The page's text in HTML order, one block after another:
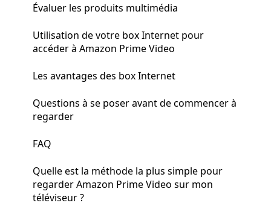
Évaluer les produits multimédia
Utilisation de votre box Internet pour
accéder à Amazon Prime Video
Les avantages des box Internet
Questions à se poser avant de commencer à
regarder
FAQ
Quelle est la méthode la plus simple pour
regarder Amazon Prime Video sur mon
téléviseur ?